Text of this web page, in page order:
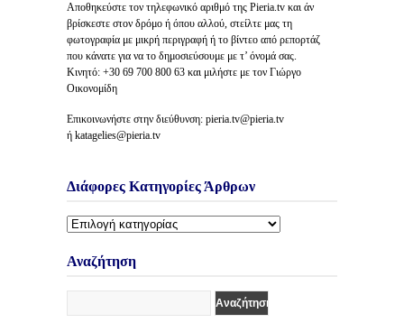
Αποθηκεύστε τον τηλεφωνικό αριθμό της Pieria.tv και άν
βρίσκεστε στον δρόμο ή όπου αλλού, στείλτε μας τη
φωτογραφία με μικρή περιγραφή ή το βίντεο από ρεπορτάζ
που κάνατε για να το δημοσιεύσουμε με τ’ όνομά σας.
Κινητό: +30 69 700 800 63 και μιλήστε με τον Γιώργο
Οικονομίδη
Επικοινωνήστε στην διεύθυνση: pieria.tv@pieria.tv
ή katagelies@pieria.tv
Διάφορες Κατηγορίες Άρθρων
Διάφορες
Άρθρων
Αναζήτηση